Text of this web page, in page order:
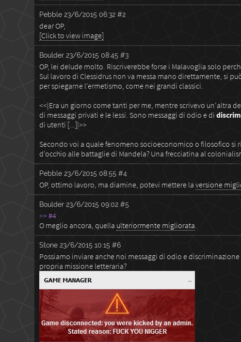
Pebble 23/6/2015 06:32 #2
dear OP,
[Click to view image]
Boulder 23/6/2015 08:45 #3
OP, lei delude molto. Riscriverebbe forse i Malavoglia solo
Sul lavoro di Clessidrus non va messa mano direttamente, si
per spiegarne l'ermetismo, come nei grandi classici.
<<|Era un giorno come tanti per me, mentre scrivevo un'altra
di messaggi privati e le lessi. Sono messaggi di odio e di
di utenti [...]|>>
Secondo voi a quale fenomeno socioeconomico o filosofico si
d'occhio alle battaglie di Mandela? Una frecciatina al
Pebble 23/6/2015 08:55 #4
OP, ottimo lavoro, ma diamine, potevi mettere la versione
Boulder 23/6/2015 09:02 #5
>> #4
O meglio ancora, quella ulteriormente migliorata.
Stone 23/6/2015 10:15 #6
Possiamo inviare anche noi messaggi di odio e
propria missione letteraria?